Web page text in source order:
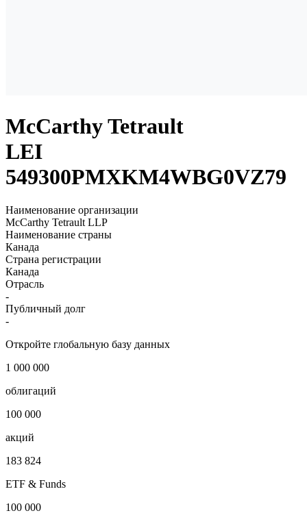
McCarthy Tetrault
549300PMXKM4WBG0VZ79
Наименование организации
McCarthy Tetrault LLP
Наименование страны
Страна регистрации
-
-
Откройте глобальную базу данных
1 000 000
облигаций
100 000
акций
183 824